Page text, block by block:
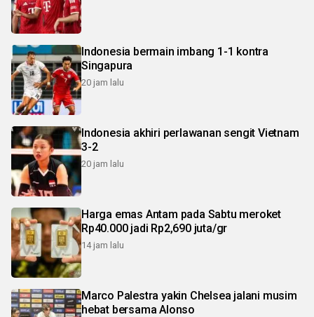
Indonesia bermain imbang 1-1 kontra
Singapura
20 jam lalu
Indonesia akhiri perlawanan sengit Vietnam
3-2
20 jam lalu
Harga emas Antam pada Sabtu meroket
Rp40.000 jadi Rp2,690 juta/gr
14 jam lalu
Marco Palestra yakin Chelsea jalani musim
hebat bersama Alonso